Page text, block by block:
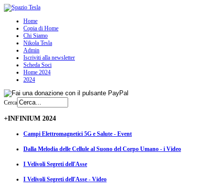
Home
Copia di Home
Chi Siamo
Nikola Tesla
Admin
Iscriviti alla newsletter
Scheda Soci
Home 2024
2024
Cerca
+INFINIUM 2024
Campi Elettromagnetici 5G e Salute - Event
Dalla Melodia delle Cellule al Suono del Corpo Umano - i Video
I Velivoli Segreti dell'Asse
I Velivoli Segreti dell'Asse - Video